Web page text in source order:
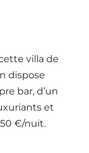
villa de
dispose
bar, d’un
et
€/nuit.